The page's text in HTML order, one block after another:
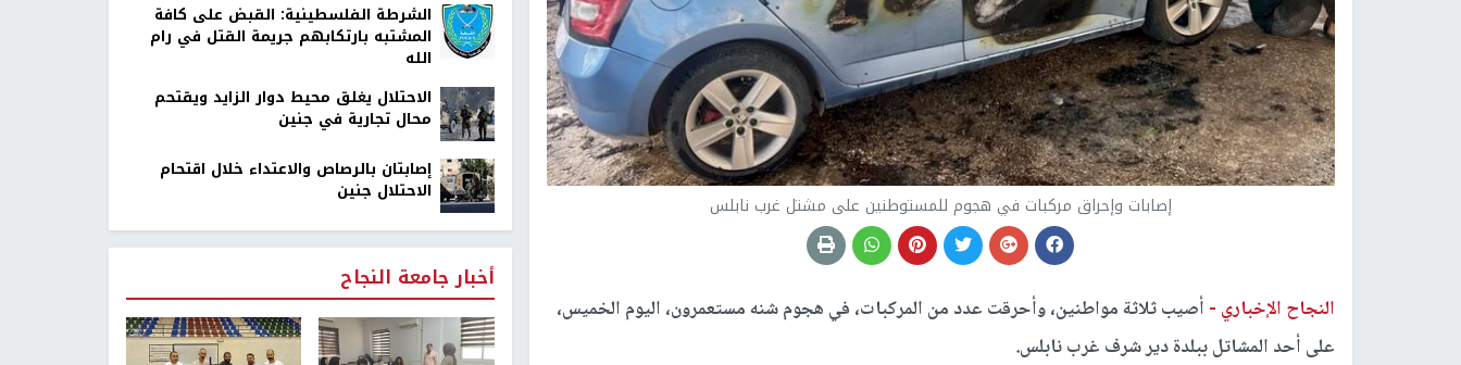
إصابات وإحراق مركبات في هجوم للمستوطنين على مشتل غرب نابلس
النجاح الإخباري - أصيب ثلاثة مواطنين، وأحرقت عدد من المركبات، في هجوم شنه مستعمرون، اليوم الخميس،
على أحد المشاتل ببلدة دير شرف غرب نابلس.
الشرطة الفلسطينية: القبض على كافة
المشتبه بارتكابهم جريمة القتل في رام
الله
الاحتلال يغلق محيط دوار الزايد ويقتحم
محال تجارية في جنين
إصابتان بالرصاص والاعتداء خلال اقتحام
الاحتلال جنين
أخبار جامعة النجاح